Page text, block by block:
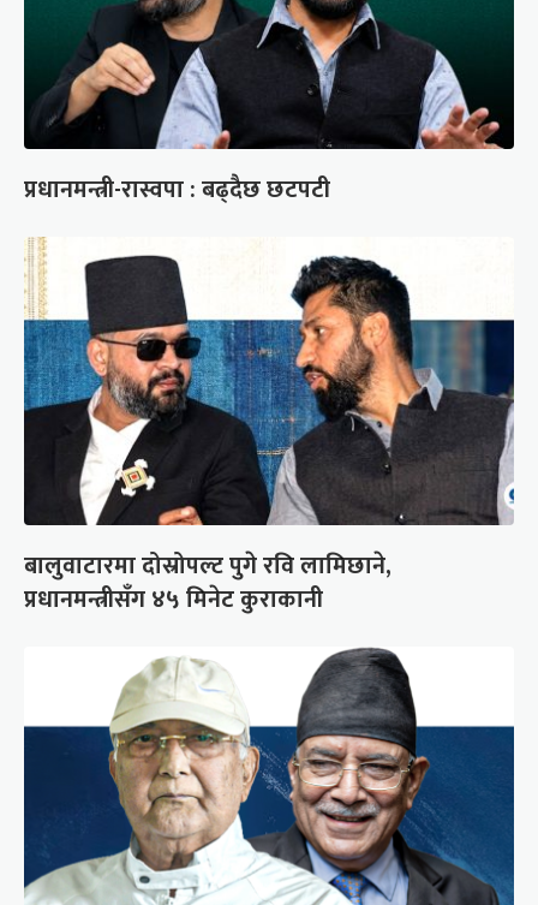
प्रधानमन्त्री-रास्वपा : बढ्दैछ छटपटी
बालुवाटारमा दोस्रोपल्ट पुगे रवि लामिछाने,
प्रधानमन्त्रीसँग ४५ मिनेट कुराकानी